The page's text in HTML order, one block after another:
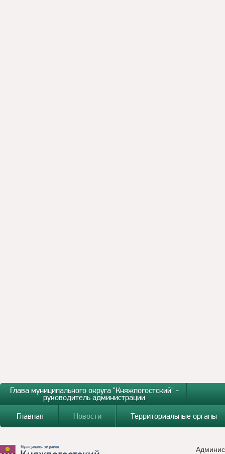
Глава муниципального округа "Княжпогостский" -
руководитель администрации
Главная
Новости Территориальные органы